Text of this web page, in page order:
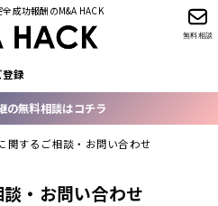
成功報酬のM&A HACK
登録
無料相談
の無料相談はコチラ
関するご相談・お問い合わせ
・お問い合わせ